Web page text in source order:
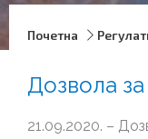
Почетна
Дозвола
21.09.2020. –